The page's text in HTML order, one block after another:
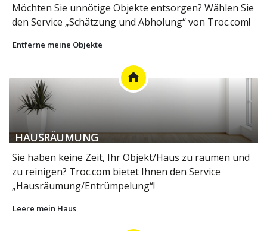
Möchten Sie unnötige Objekte entsorgen? Wählen Sie
den Service „Schätzung und Abholung“ von Troc.com!
Entferne meine Objekte
home
HAUSRÄUMUNG
Sie haben keine Zeit, Ihr Objekt/Haus zu räumen und
zu reinigen? Troc.com bietet Ihnen den Service
„Hausräumung/Entrümpelung“!
Leere mein Haus